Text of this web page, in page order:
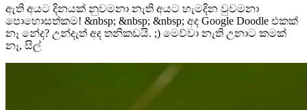
ඇති අයට දිනයක් නුවමනා නැති අයට හැමදින වුවමනා
පොහොසත්කම! &nbsp; &nbsp; &nbsp; අද Google Doodle එකක්
නෑ නේද? උන්දැත් අද තනිකඩයි. ;) මෙව්වා නැති උනාට කමක්
නෑ, සිල්